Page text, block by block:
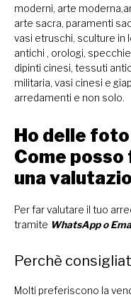
moderni, arte
arte sacra, paramenti
vasi etruschi, sculture in
antichi , orologi,
dipinti cinesi, tessuti
militaria, vasi cinesi e
arredamenti e non solo.
Ho delle
Come
una
Per far valutare il tuo
tramite WhatsAppo
Perchè
Molti preferiscono la